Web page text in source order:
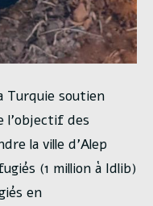
Turquie soutien
l’objectif des
la ville d’Alep
(1 million à Idlib)
en